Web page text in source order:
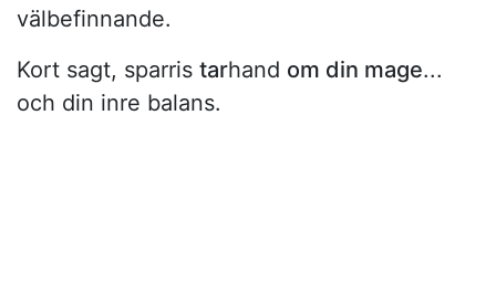
välbefinnande.
Kort sagt, sparris tarhand om din mage...
och din inre balans.